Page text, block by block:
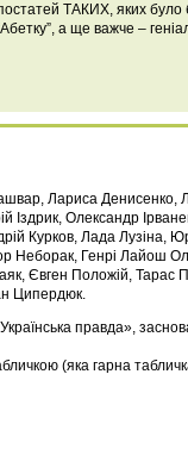
ТАКИХ, яких було б
а ще важче –
Лариса Денисенко,
Іздрик, Олександр
Курков, Лада Лузіна,
Неборак, Генрі Лайош
Євген Положій, Тарас
Ципердюк.
правда»,
(яка гарна